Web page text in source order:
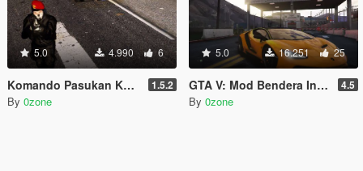
5.0 4.990 6
Komando Pasukan Katak (KOPASKA) Indonesia [OUTDATED] 1.5.2
By 0zone
5.0 16.251 25
GTA V: Mod Bendera Indonesia (Indonesian Flag) [ADDON] 4.5
By 0zone